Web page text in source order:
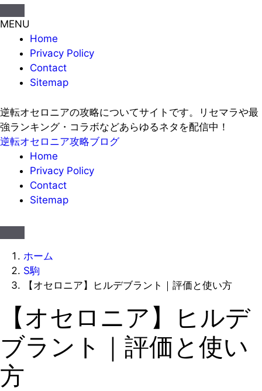
MENU
Home
Privacy Policy
Contact
Sitemap
逆転オセロニアの攻略についてサイトです。リセマラや最
強ランキング・コラボなどあらゆるネタを配信中！
逆転オセロニア攻略ブログ
Home
Privacy Policy
Contact
Sitemap
ホーム
S駒
【オセロニア】ヒルデブラント｜評価と使い方
【オセロニア】ヒルデ
ブラント｜評価と使い
方